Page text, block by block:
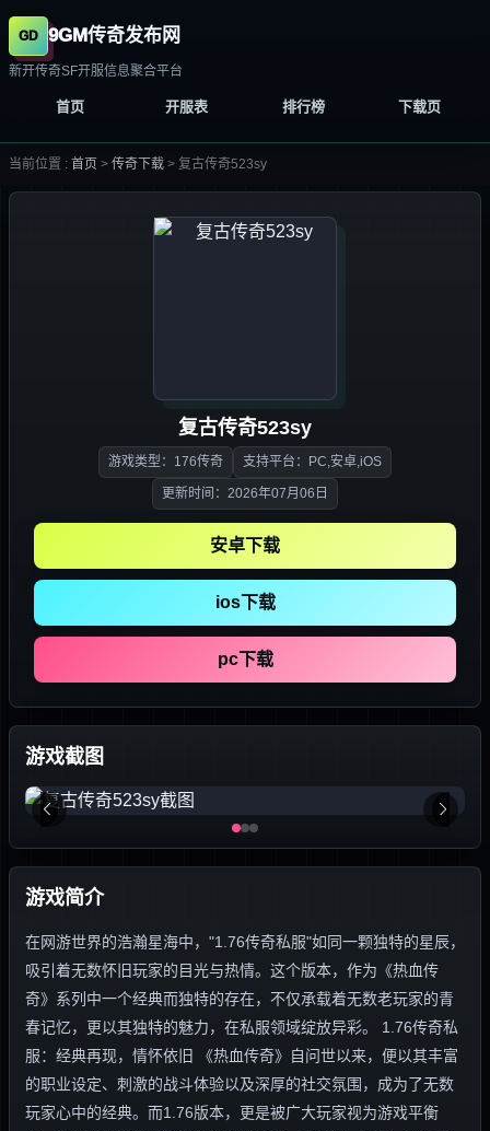
9GM传奇发布网
新开传奇SF开服信息聚合平台
首页 开服表 排行榜 下载页
当前位置 : 首页 > 传奇下载 > 复古传奇523sy
复古传奇523sy
游戏类型：176传奇 支持平台：PC,安卓,iOS
更新时间：2026年07月06日
安卓下载
ios下载
pc下载
游戏截图
游戏简介
在网游世界的浩瀚星海中，"1.76传奇私服"如同一颗独特的星辰，
吸引着无数怀旧玩家的目光与热情。这个版本，作为《热血传
奇》系列中一个经典而独特的存在，不仅承载着无数老玩家的青
春记忆，更以其独特的魅力，在私服领域绽放异彩。 1.76传奇私
服：经典再现，情怀依旧 《热血传奇》自问世以来，便以其丰富
的职业设定、刺激的战斗体验以及深厚的社交氛围，成为了无数
玩家心中的经典。而1.76版本，更是被广大玩家视为游戏平衡